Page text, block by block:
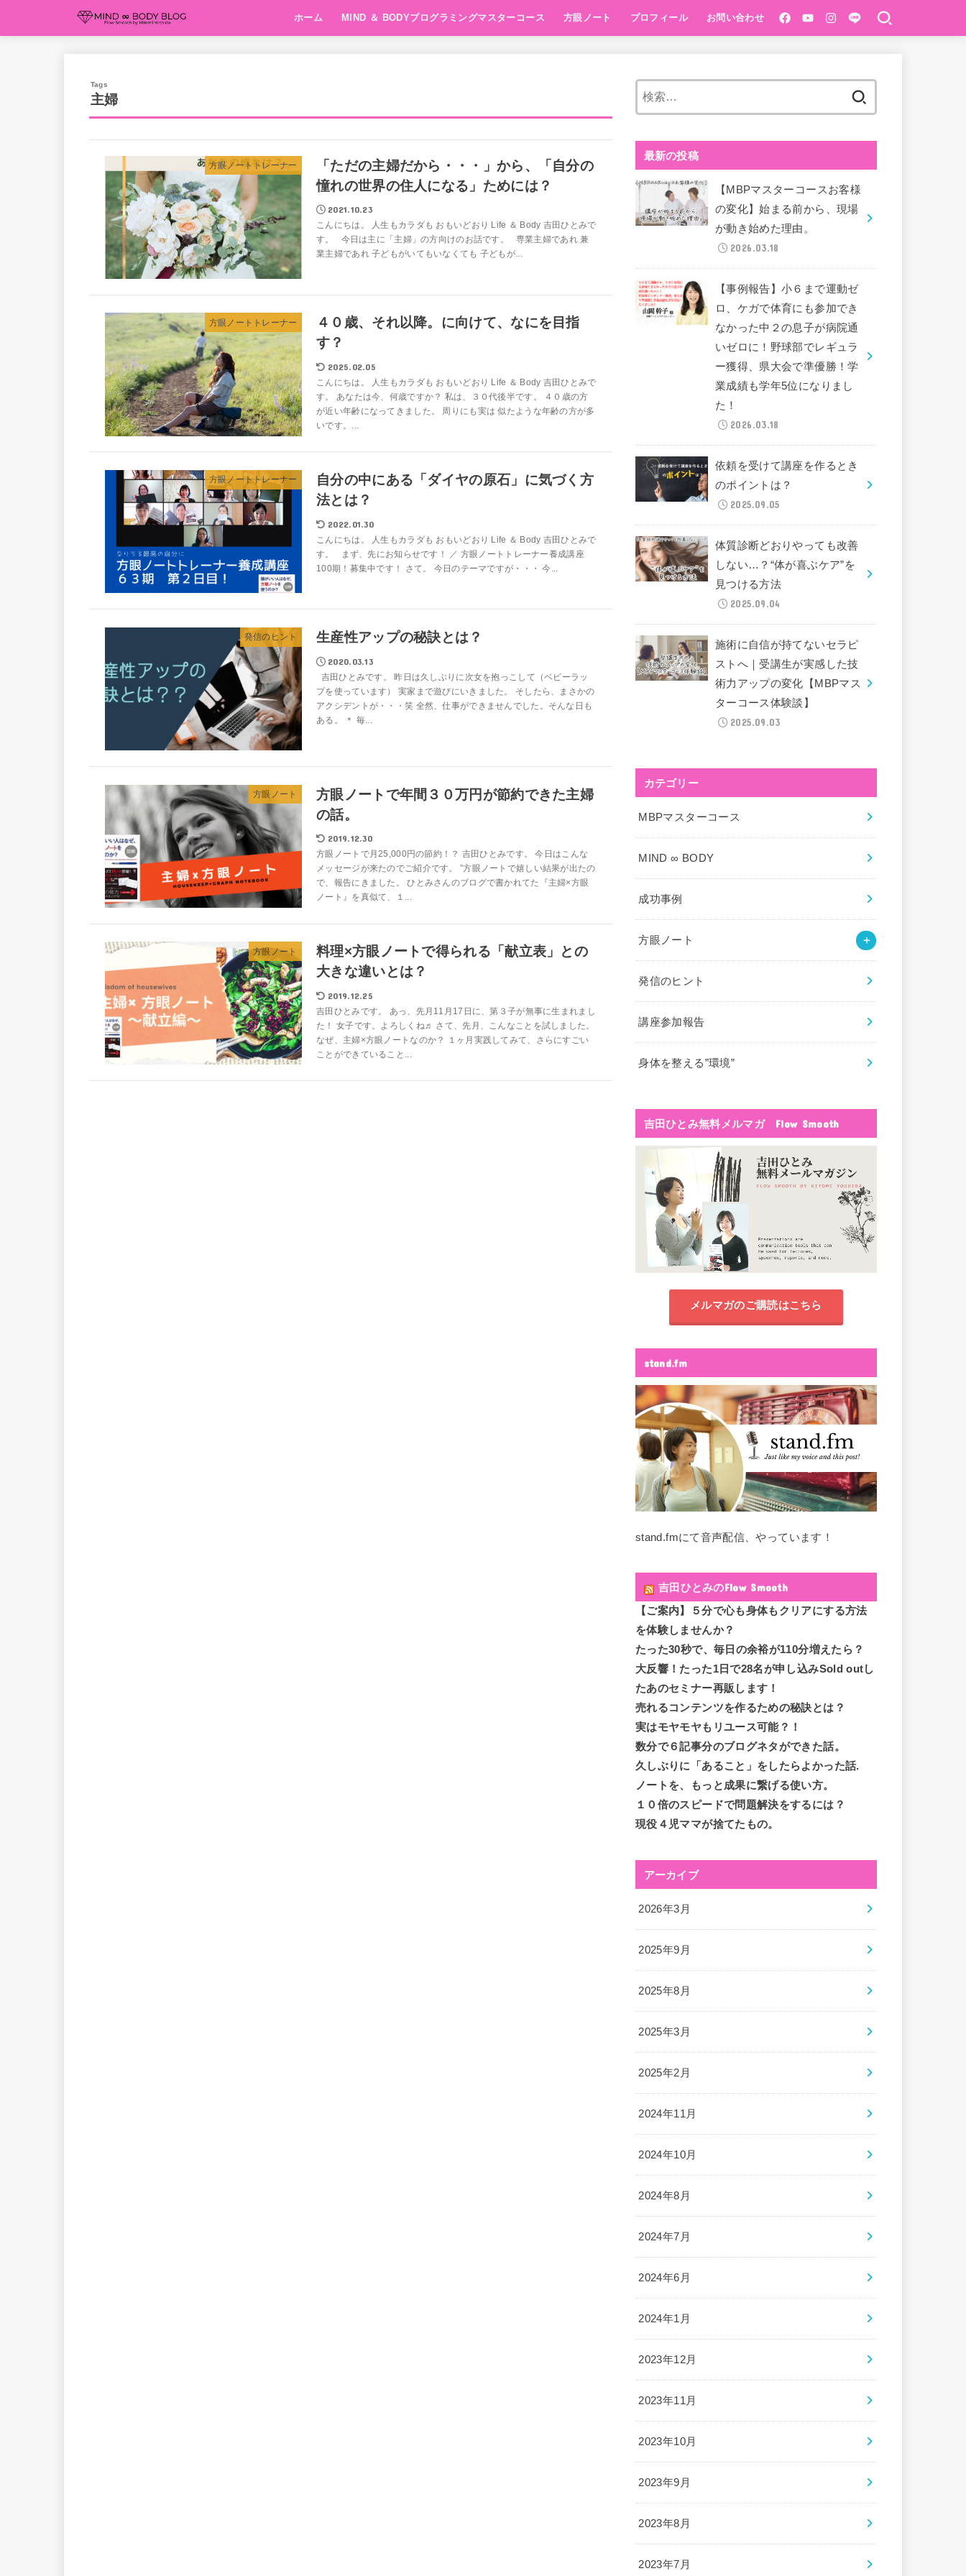
ホーム MIND ＆ BODYプログラミングマスターコース 方眼ノート プロフィール お問い合わせ
主婦
方眼ノートトレーナー
「ただの主婦だから・・・」から、「自分の
憧れの世界の住人になる」ためには？
2021.10.23
こんにちは。 人生もカラダも おもいどおり Life ＆ Body 吉田ひとみで
す。 今日は主に「主婦」の方向けのお話です。 専業主婦であれ 兼
業主婦であれ 子どもがいてもいなくても 子どもが...
方眼ノートトレーナー
４０歳、それ以降。に向けて、なにを目指
す？
2025.02.05
こんにちは。 人生もカラダも おもいどおり Life ＆ Body 吉田ひとみで
す。 あなたは今、何歳ですか？ 私は、３０代後半です。 ４０歳の方
が近い年齢になってきました。 周りにも実は 似たような年齢の方が多
いです。...
方眼ノートトレーナー
自分の中にある「ダイヤの原石」に気づく方
法とは？
2022.01.30
こんにちは。 人生もカラダも おもいどおり Life ＆ Body 吉田ひとみで
す。 まず、先にお知らせです！ ／ 方眼ノートトレーナー養成講座
100期！募集中です！ さて。 今日のテーマですが・・・ 今...
発信のヒント 生産性アップの秘訣とは？
2020.03.13
吉田ひとみです。 昨日は久しぶりに次女を抱っこして（ベビーラッ
プを使っています） 実家まで遊びにいきました。 そしたら、まさかの
アクシデントが・・・笑 全然、仕事ができませんでした。そんな日も
ある。 ＊ 毎...
方眼ノート
方眼ノートで年間３０万円が節約できた主婦
の話。
2019.12.30
方眼ノートで月25,000円の節約！？ 吉田ひとみです。 今日はこんな
メッセージが来たのでご紹介です。 ”方眼ノートで嬉しい結果が出たの
で、報告にきました。 ひとみさんのブログで書かれてた『主婦×方眼
ノート』を真似て、１...
方眼ノート
料理×方眼ノートで得られる「献立表」との
大きな違いとは？
2019.12.25
吉田ひとみです。 あっ、先月11月17日に、第３子が無事に生まれまし
た！ 女子です。よろしくね♬ さて、先月、こんなことを試しました。
なぜ、主婦×方眼ノートなのか？ １ヶ月実践してみて、さらにすごい
ことができていること...
最新の投稿
【MBPマスターコースお客様
の変化】始まる前から、現場
が動き始めた理由。
2026.03.18
【事例報告】小６まで運動ゼ
ロ、ケガで体育にも参加でき
なかった中２の息子が病院通
いゼロに！野球部でレギュラ
ー獲得、県大会で準優勝！学
業成績も学年5位になりまし
た！
2026.03.18
依頼を受けて講座を作るとき
のポイントは？
2025.09.05
体質診断どおりやっても改善
しない…？“体が喜ぶケア”を
見つける方法
2025.09.04
施術に自信が持てないセラピ
ストへ｜受講生が実感した技
術力アップの変化【MBPマス
ターコース体験談】
2025.09.03
カテゴリー
MBPマスターコース
MIND ∞ BODY
成功事例
方眼ノート
発信のヒント
講座参加報告
身体を整える”環境”
吉田ひとみ無料メルマガ Flow Smooth
メルマガのご購読はこちら
stand.fm
stand.fmにて音声配信、やっています！
吉田ひとみのFlow Smooth
【ご案内】５分で心も身体もクリアにする方法
を体験しませんか？
たった30秒で、毎日の余裕が110分増えたら？
大反響！たった1日で28名が申し込みSold outし
たあのセミナー再販します！
売れるコンテンツを作るための秘訣とは？
実はモヤモヤもリユース可能？！
数分で６記事分のブログネタができた話。
久しぶりに「あること」をしたらよかった話.
ノートを、もっと成果に繋げる使い方。
１０倍のスピードで問題解決をするには？
現役４児ママが捨てたもの。
アーカイブ
2026年3月
2025年9月
2025年8月
2025年3月
2025年2月
2024年11月
2024年10月
2024年8月
2024年7月
2024年6月
2024年1月
2023年12月
2023年11月
2023年10月
2023年9月
2023年8月
2023年7月